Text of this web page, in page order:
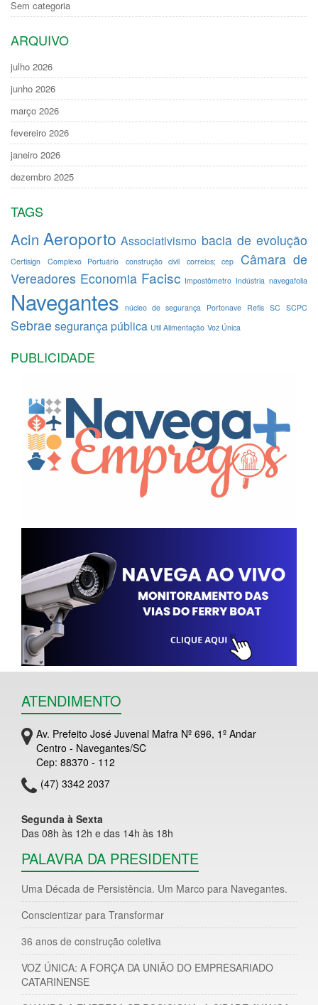
Sem categoria
ARQUIVO
julho 2026
junho 2026
março 2026
fevereiro 2026
janeiro 2026
dezembro 2025
TAGS
Acin Aeroporto Associativismo bacia de evolução
Certisign Complexo Portuário construção civil correios; cep
Câmara de
Vereadores Economia Facisc Impostômetro Indústria navegafolia
Navegantes núcleo de segurança Portonave Refis SC SCPC
Sebrae segurança pública Util Alimentação Voz Única
PUBLICIDADE
ATENDIMENTO
Av. Prefeito José Juvenal Mafra Nº 696, 1º Andar
Centro - Navegantes/SC
Cep: 88370 - 112
(47) 3342 2037
Segunda à Sexta
Das 08h às 12h e das 14h às 18h
PALAVRA DA PRESIDENTE
Uma Década de Persistência. Um Marco para Navegantes.
Conscientizar para Transformar
36 anos de construção coletiva
VOZ ÚNICA: A FORÇA DA UNIÃO DO EMPRESARIADO
CATARINENSE